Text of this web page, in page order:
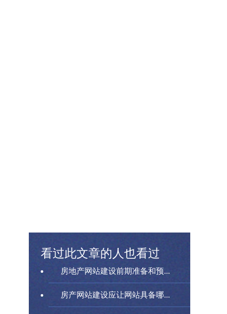
看过此文章的人也看过
房地产网站建设前期准备和预...
房产网站建设应让网站具备哪...